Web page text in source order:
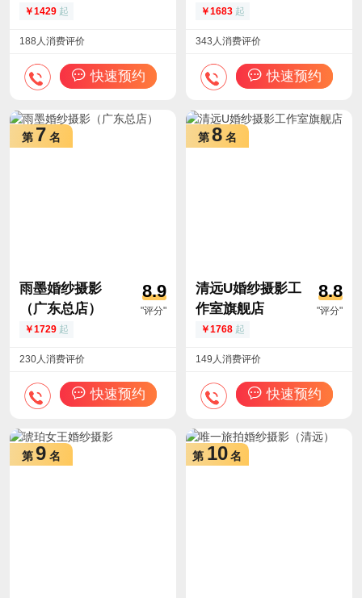
1429 起
188人消费评价
快速预约
1683 起
343人消费评价
快速预约
第 7 名
雨墨婚纱摄影
（广东总店）
8.9
"评分"
1729 起
230人消费评价
快速预约
第 8 名
清远U婚纱摄影工
作室旗舰店
8.8
"评分"
1768 起
149人消费评价
快速预约
第 9 名 第 10 名